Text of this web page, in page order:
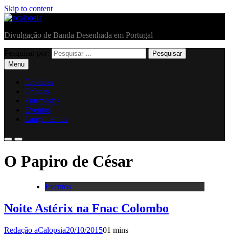
Skip to content
acalopsia
Divulgação de Banda Desenhada em Portugal
Menu
Crónicas
Críticas
Entrevistas
Eventos
Lançamentos
O Papiro de César
Eventos
Noite Astérix na Fnac Colombo
Redação aCalopsia20/10/201501 mins